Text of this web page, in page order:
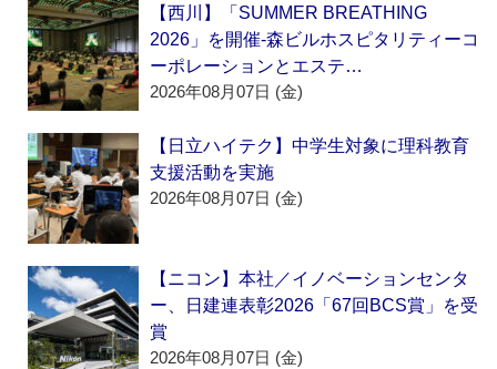
【西川】「SUMMER BREATHING
2026」を開催‐森ビルホスピタリティーコ
ーポレーションとエステ…
2026年08月07日 (金)
【日立ハイテク】中学生対象に理科教育
支援活動を実施
2026年08月07日 (金)
【ニコン】本社／イノベーションセンタ
ー、日建連表彰2026「67回BCS賞」を受
賞
2026年08月07日 (金)